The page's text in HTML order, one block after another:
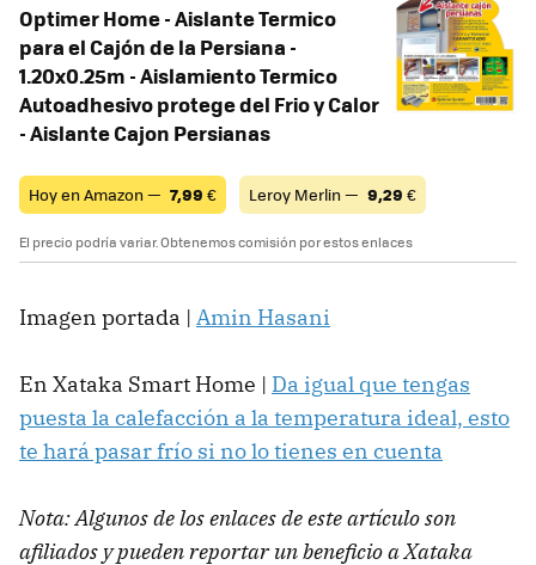
Optimer Home - Aislante Termico
para el Cajón de la Persiana -
1.20x0.25m - Aislamiento Termico
Autoadhesivo protege del Frio y Calor
- Aislante Cajon Persianas
Hoy en Amazon — 7,99 € Leroy Merlin — 9,29 €
El precio podría variar. Obtenemos comisión por estos enlaces
Imagen portada | Amin Hasani
En Xataka Smart Home | Da igual que tengas
puesta la calefacción a la temperatura ideal, esto
te hará pasar frío si no lo tienes en cuenta
Nota: Algunos de los enlaces de este artículo son
afiliados y pueden reportar un beneficio a Xataka